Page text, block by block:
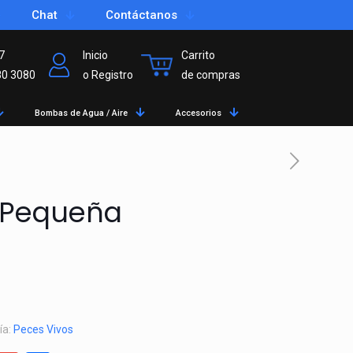
Chat Contáctanos
3080
Inicio
o Registro
Carrito
de compras
Bombas de Agua / Aire Accesorios
Peces Vivos